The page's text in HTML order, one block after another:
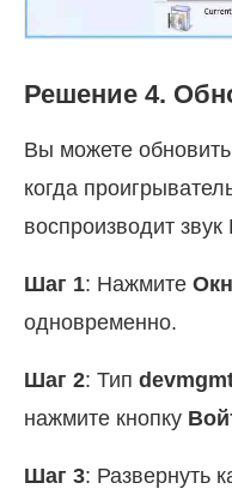
Решение 4.
Вы можете
когда
воспроизводит
Шаг 1: Нажмите
одновременно.
Шаг 2: Тип
нажмите кнопку
Шаг 3: Развернуть